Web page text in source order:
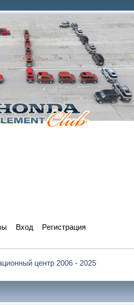
Вход Регистрация
центр 2006 - 2025